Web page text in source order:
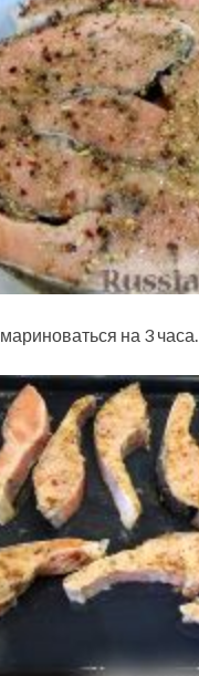
на 3 часа.